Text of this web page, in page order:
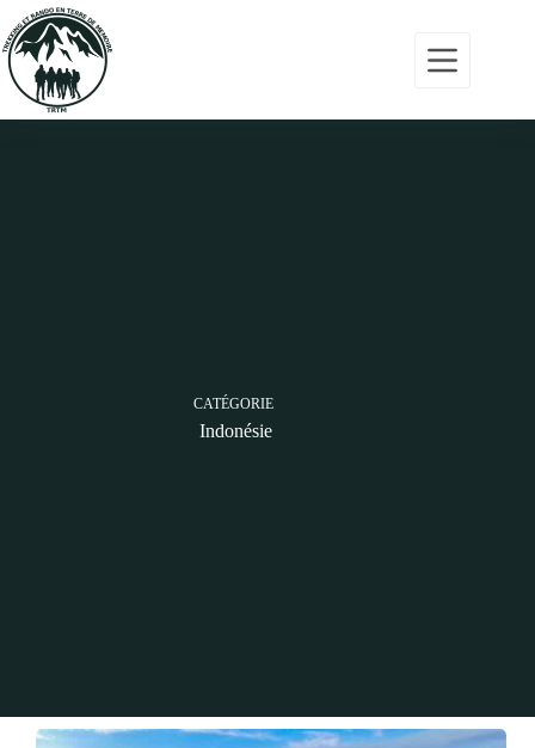
Accueil
Programmes
CATÉGORIE
Indonésie